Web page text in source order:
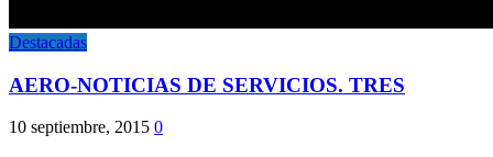
Destacadas
AERO-NOTICIAS DE SERVICIOS. TRES
10 septiembre, 2015 0